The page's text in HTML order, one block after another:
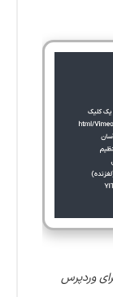
وردپرس